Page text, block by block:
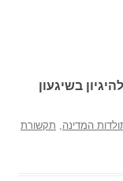
בשיגעון
המדינה
תקשורת